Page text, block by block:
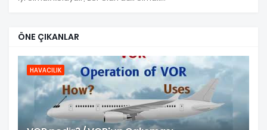
ÖNE ÇIKANLAR
HAVACILIK